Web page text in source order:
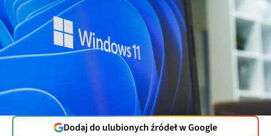
Dodaj do ulubionych źródeł w Google